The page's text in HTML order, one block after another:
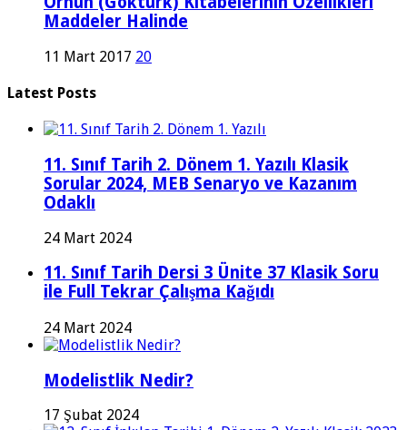
Maddeler Halinde
11 Mart 2017 20
Latest Posts
11. Sınıf Tarih 2. Dönem 1. Yazılı Klasik
Sorular 2024, MEB Senaryo ve Kazanım
Odaklı
24 Mart 2024
11. Sınıf Tarih Dersi 3 Ünite 37 Klasik Soru
ile Full Tekrar Çalışma Kağıdı
24 Mart 2024
Modelistlik Nedir?
17 Şubat 2024